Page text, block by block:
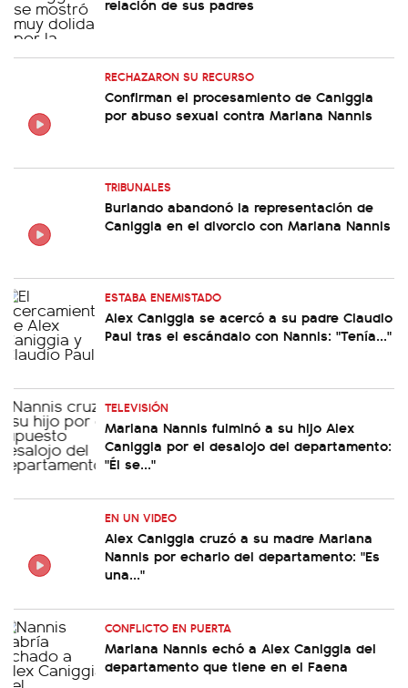
relación de sus padres
RECHAZARON SU RECURSO
Confirman el procesamiento de Caniggia
por abuso sexual contra Mariana Nannis
TRIBUNALES
Burlando abandonó la representación de
Caniggia en el divorcio con Mariana Nannis
ESTABA ENEMISTADO
Alex Caniggia se acercó a su padre Claudio
Paul tras el escándalo con Nannis: "Tenía..."
TELEVISIÓN
Mariana Nannis fulminó a su hijo Alex
Caniggia por el desalojo del departamento:
"Él se..."
EN UN VIDEO
Alex Caniggia cruzó a su madre Mariana
Nannis por echarlo del departamento: "Es
una..."
CONFLICTO EN PUERTA
Mariana Nannis echó a Alex Caniggia del
departamento que tiene en el Faena